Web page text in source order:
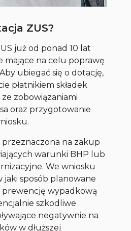
ZUS?
już od ponad 10 lat
mające na celu poprawę
ubiegać się o dotację,
płatnikiem składek
zobowiązaniami
oraz przygotowanie
przeznaczona na zakup
warunki BHP lub
We wniosku
jaki sposób planowane
prewencję wypadkową
szkodliwe
negatywnie na
w dłuższej